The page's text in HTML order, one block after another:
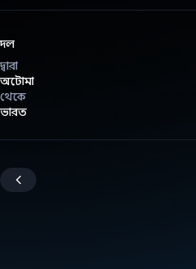
দল
দ্বারা
অটোমা
থেকে
ভারত